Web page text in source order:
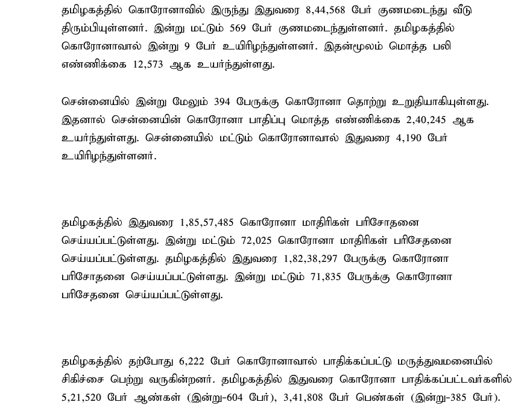
தமிழகத்தில் கொரோனாவில் இருந்து இதுவரை 8,44,568 பேர் குணமடைந்து வீடு
திரும்பியுள்ளனர். இன்று மட்டும் 569 பேர் குணமடைந்துள்ளனர். தமிழகத்தில்
கொரோனாவால் இன்று 9 பேர் உயிரிழந்துள்ளனர். இதன்மூலம் மொத்த பலி
எண்ணிக்கை 12,573 ஆக உயர்ந்துள்ளது.
சென்னையில் இன்று மேலும் 394 பேருக்கு கொரோனா தொற்று உறுதியாகியுள்ளது.
இதனால் சென்னையின் கொரோனா பாதிப்பு மொத்த எண்ணிக்கை 2,40,245 ஆக
உயர்ந்துள்ளது. சென்னையில் மட்டும் கொரோனாவால் இதுவரை 4,190 பேர்
உயிரிழந்துள்ளனர்.
தமிழகத்தில் இதுவரை 1,85,57,485 கொரோனா மாதிரிகள் பரிசோதனை
செய்யப்பட்டுள்ளது. இன்று மட்டும் 72,025 கொரோனா மாதிரிகள் பரிசேதனை
செய்யப்பட்டுள்ளது. தமிழகத்தில் இதுவரை 1,82,38,297 பேருக்கு கொரோனா
பரிசோதனை செய்யப்பட்டுள்ளது. இன்று மட்டும் 71,835 பேருக்கு கொரோனா
பரிசேதனை செய்யப்பட்டுள்ளது.
தமிழகத்தில் தற்போது 6,222 பேர் கொரோனாவால் பாதிக்கப்பட்டு மருத்துவமனையில்
சிகிச்சை பெற்று வருகின்றனர். தமிழகத்தில் இதுவரை கொரோனா பாதிக்கப்பட்டவர்களில்
5,21,520 பேர் ஆண்கள் (இன்று-604 பேர்), 3,41,808 பேர் பெண்கள் (இன்று-385 பேர்).